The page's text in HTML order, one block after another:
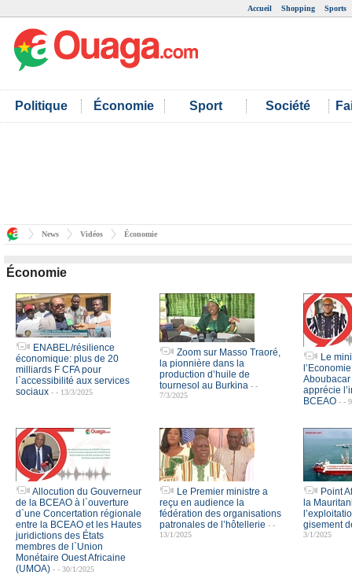
Accueil Shopping Sports
Politique Économie Sport Société
News Vidéos Économie
Économie
ENABEL/résilience
économique: plus de 20
milliards F CFA pour
l`accessibilité aux services
sociaux - - 13/3/2025
Zoom sur Masso Traoré,
la pionnière dans la
production d’huile de
tournesol au Burkina - -
7/3/2025
Le
apprécie
BCEAO - -
Allocution du Gouverneur
de la BCEAO à l`ouverture
d`une Concertation régionale
entre la BCEAO et les Hautes
juridictions des États
membres de l`Union
Monétaire Ouest Africaine
(UMOA) - - 30/1/2025
Le Premier ministre a
reçu en audience la
fédération des organisations
patronales de l’hôtellerie - -
13/1/2025
Point
la
gisement
3/1/2025